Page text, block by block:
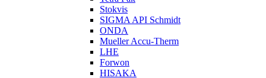
Stokvis
SIGMA API Schmidt
ONDA
Mueller Accu-Therm
LHE
Forwon
HISAKA